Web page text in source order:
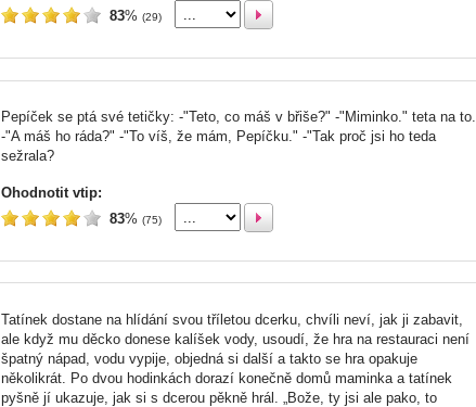
83% (29)
Pepíček se ptá své tetičky: -"Teto, co máš v břiše?" -"Miminko." teta na to.
-"A máš ho ráda?" -"To víš, že mám, Pepíčku." -"Tak proč jsi ho teda
sežrala?
Ohodnotit vtip:
83% (75)
Tatínek dostane na hlídání svou tříletou dcerku, chvíli neví, jak ji zabavit,
ale když mu děcko donese kalíšek vody, usoudí, že hra na restauraci není
špatný nápad, vodu vypije, objedná si další a takto se hra opakuje
několikrát. Po dvou hodinkách dorazí konečně domů maminka a tatínek
pyšně jí ukazuje, jak si s dcerou pěkně hrál. „Bože, ty jsi ale pako, to